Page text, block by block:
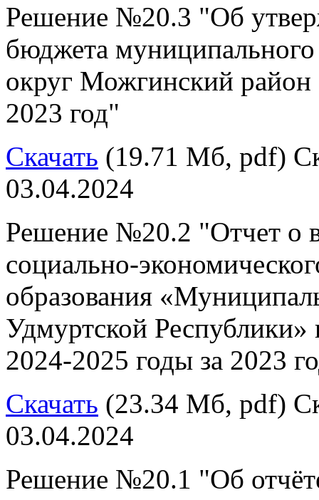
Решение №20.3 "Об
бюджета
округ Можгинский район
2023 год"
Скачать (19.71 Мб, pdf)
03.04.2024
Решение №20.2 "Отчет о
социально-
образования
Удмуртской
2024-2025 годы за 2023
Скачать (23.34 Мб, pdf)
03.04.2024
Решение №20.1 "Об